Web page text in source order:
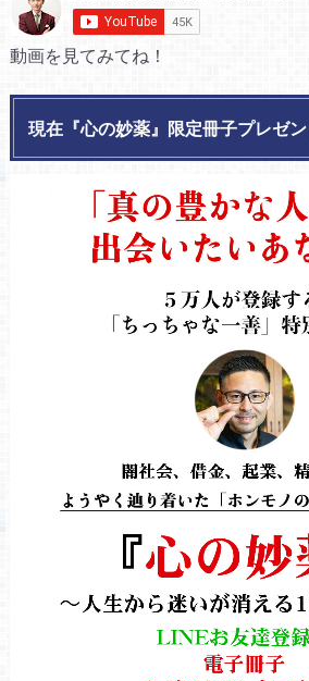
動画を見てみてね！
現在『心の妙薬』限定冊子プレゼン